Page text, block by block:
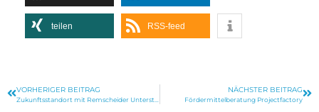
teilen RSS-feed
VORHERIGER BEITRAG NÄCHSTER BEITRAG
Fördermittelberatung Projectfactory